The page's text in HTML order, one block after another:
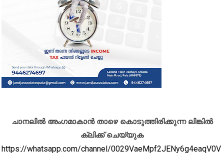
ചാനലിൽ അംഗമാകാൻ താഴെ കൊടുത്തിരിക്കുന്ന ലിങ്കിൽ
ക്ലിക്ക് ചെയ്യുക
https://whatsapp.com/channel/0029VaeMpf2JENy6g4eaqV0V